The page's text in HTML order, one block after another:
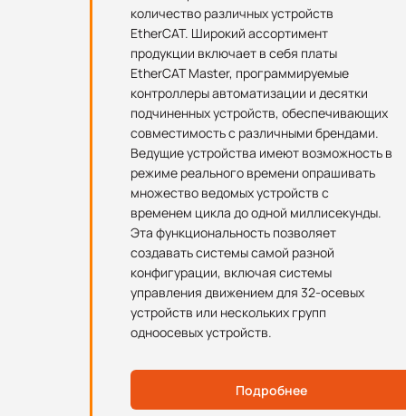
количество различных устройств
EtherСAT. Широкий ассортимент
продукции включает в себя платы
EtherCAT Master, программируемые
контроллеры автоматизации и десятки
подчиненных устройств, обеспечивающих
совместимость с различными брендами.
Ведущие устройства имеют возможность в
режиме реального времени опрашивать
множество ведомых устройств с
временем цикла до одной миллисекунды.
Эта функциональность позволяет
создавать системы самой разной
конфигурации, включая системы
управления движением для 32-осевых
устройств или нескольких групп
одноосевых устройств.
Подробнее